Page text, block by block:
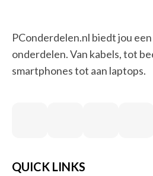
PConderdelen.nl biedt jou
onderdelen. Van kabels, tot
smartphones tot aan laptops.
QUICK LINKS